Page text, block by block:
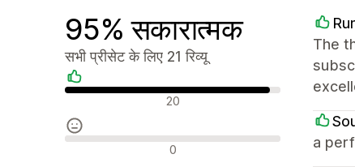
95% सकारात्मक
सभी प्रीसेट के लिए 21 रिव्यू
सकारात्मक रिव्यू 20
न्यूट्रल रिव्यू 0
The
a